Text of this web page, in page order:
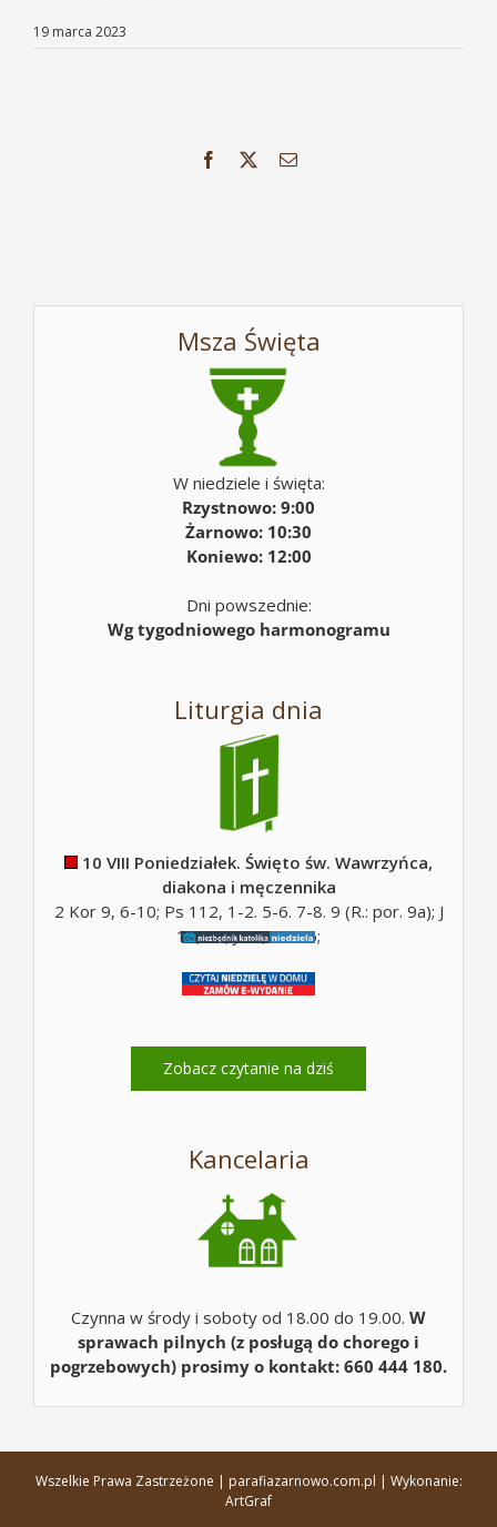
19 marca 2023
Facebook Email
Msza Święta
W niedziele i święta:
Rzystnowo: 9:00
Żarnowo: 10:30
Koniewo: 12:00
Dni powszednie:
Wg tygodniowego harmonogramu
Liturgia dnia
10 VIII Poniedziałek. Święto św. Wawrzyńca,
diakona i męczennika
2 Kor 9, 6-10; Ps 112, 1-2. 5-6. 7-8. 9 (R.: por. 9a); J
12, 26; J 12, 24-26;
Zobacz czytanie na dziś
Kancelaria
Czynna w środy i soboty od 18.00 do 19.00. W
sprawach pilnych (z posługą do chorego i
pogrzebowych) prosimy o kontakt: 660 444 180.
Wszelkie Prawa Zastrzeżone | parafiazarnowo.com.pl | Wykonanie:
ArtGraf